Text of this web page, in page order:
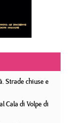
Strade chiuse e
Cala di Volpe di